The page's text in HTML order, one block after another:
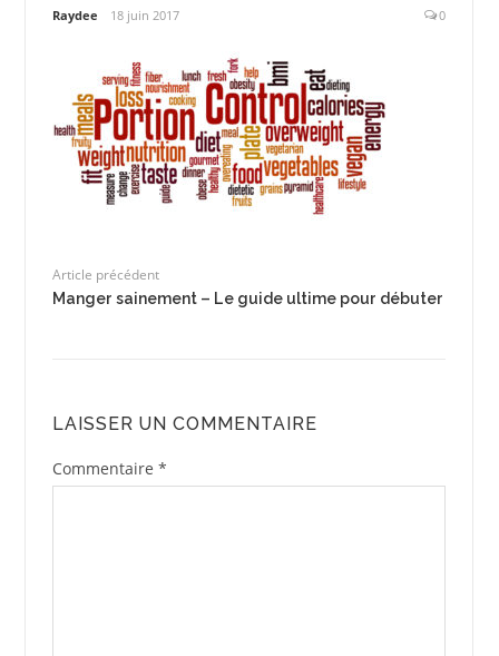
Raydee 18 juin 2017 0
Article précédent
Manger sainement – Le guide ultime pour débuter
LAISSER UN COMMENTAIRE
Commentaire *